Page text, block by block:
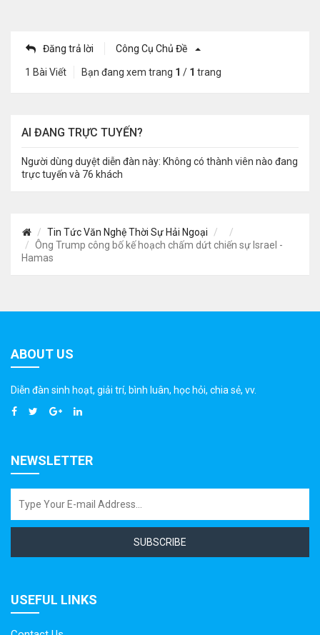
Đăng trả lời Công Cụ Chủ Đề
1 Bài Viết Bạn đang xem trang 1 / 1 trang
AI ĐANG TRỰC TUYẾN?
Người dùng duyệt diễn đàn này: Không có thành viên nào đang
trực tuyến và 76 khách
Tin Tức Văn Nghệ Thời Sự Hải Ngoại
Ông Trump công bố kế hoạch chấm dứt chiến sự Israel -
Hamas
ABOUT US
Diễn đàn sinh hoạt, giải trí, bình luân, học hỏi, chia sẻ, vv.
NEWSLETTER
SUBSCRIBE
USEFUL LINKS